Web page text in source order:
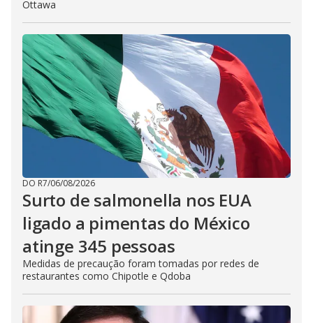
Ottawa
DO R7/06/08/2026
Surto de salmonella nos EUA
ligado a pimentas do México
atinge 345 pessoas
Medidas de precaução foram tomadas por redes de
restaurantes como Chipotle e Qdoba